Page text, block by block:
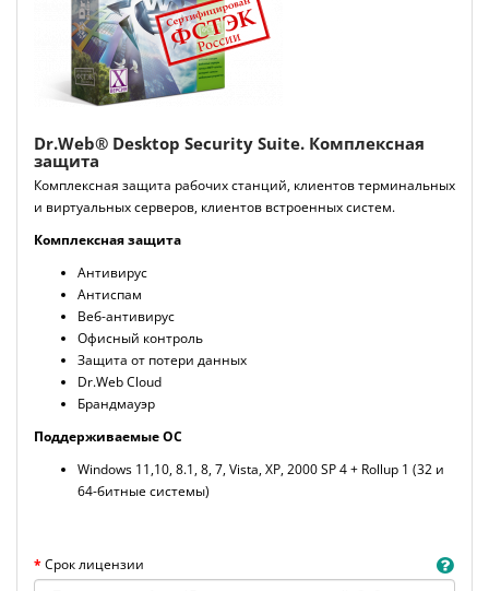
Dr.Web® Desktop Security Suite. Комплексная
защита
Комплексная защита рабочих станций, клиентов терминальных
и виртуальных серверов, клиентов встроенных систем.
Комплексная защита
Антивирус
Антиспам
Веб-антивирус
Офисный контроль
Защита от потери данных
Dr.Web Cloud
Брандмауэр
Поддерживаемые ОС
Windows 11,10, 8.1, 8, 7, Vista, XP, 2000 SP 4 + Rollup 1 (32 и
64-битные системы)
Срок лицензии